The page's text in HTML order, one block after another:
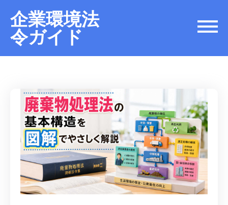
企業環境法
令ガイド